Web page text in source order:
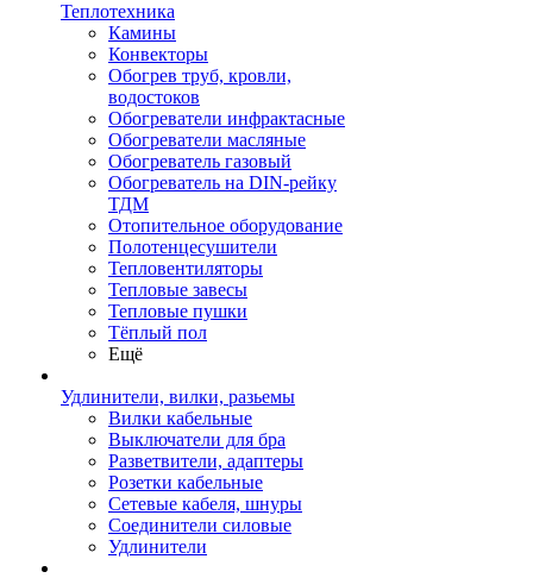
Теплотехника
Камины
Конвекторы
Обогрев труб, кровли,
водостоков
Обогреватели инфрактасные
Обогреватели масляные
Обогреватель газовый
Обогреватель на DIN-рейку
ТДМ
Отопительное оборудование
Полотенцесушители
Тепловентиляторы
Тепловые завесы
Тепловые пушки
Тёплый пол
Ещё
Удлинители, вилки, разьемы
Вилки кабельные
Выключатели для бра
Разветвители, адаптеры
Розетки кабельные
Сетевые кабеля, шнуры
Соединители силовые
Удлинители